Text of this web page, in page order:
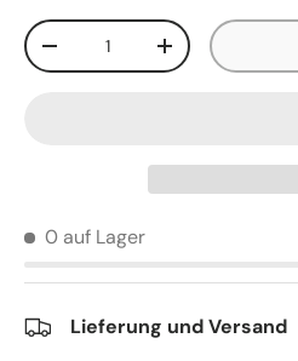
Anzahl
+
0 auf Lager
Lieferung und Versand